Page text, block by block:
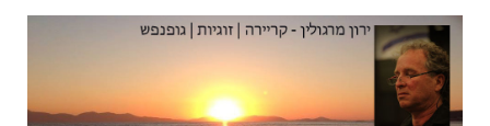
↓
SKIP
TO
MAIN
CONTENT